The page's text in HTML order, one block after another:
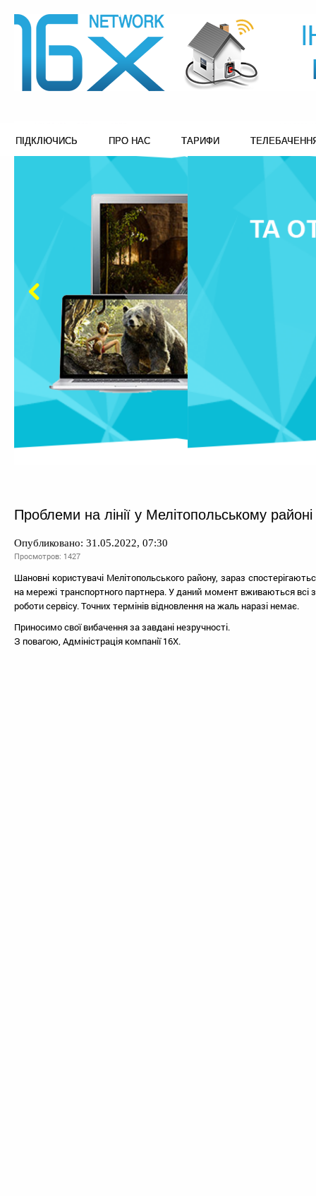
ПІДКЛЮЧИСЬ ПРО НАС ТАРИФИ
Проблеми на лінії у Мелітопольському районі
Опубликовано: 31.05.2022, 07:30
Просмотров: 1427
Шановні користувачі Мелітопольського району, зараз
на мережі транспортного партнера. У даний момент вживаються всі
роботи сервісу. Точних термінів відновлення на жаль наразі немає.
Приносимо свої вибачення за завдані незручності.
З повагою, Адміністрація компанії 16X.